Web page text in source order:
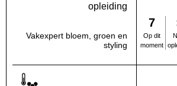
opleiding
Vakexpert bloem, groen en
styling
7
Op dit
moment